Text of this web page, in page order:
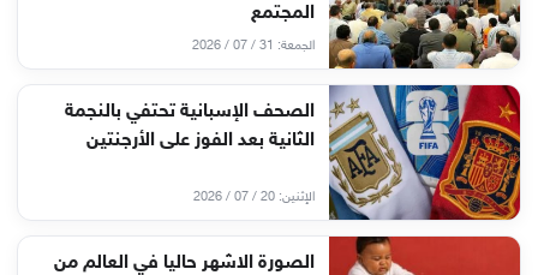
المجتمع
الجمعة: 31 / 07 / 2026
الصحف الإسبانية تحتفي بالنجمة
الثانية بعد الفوز على الأرجنتين
الإثنين: 20 / 07 / 2026
الصورة الاشهر حاليا في العالم من